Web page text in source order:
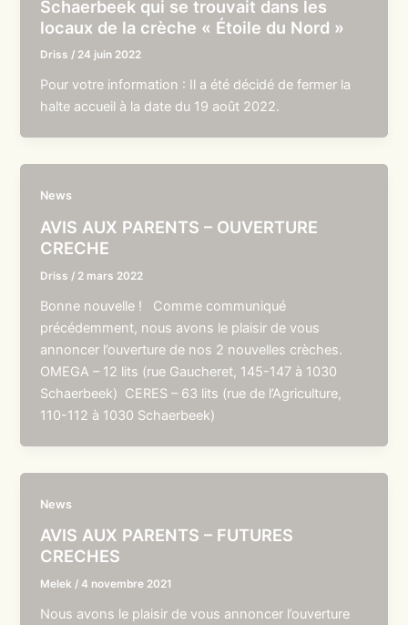
Schaerbeek qui se trouvait dans les
locaux de la crèche « Étoile du Nord »
Driss / 24 juin 2022
Pour votre information : Il a été décidé de fermer la
halte accueil à la date du 19 août 2022.
News
AVIS AUX PARENTS – OUVERTURE
CRECHE
Driss / 2 mars 2022
Bonne nouvelle ! Comme communiqué
précédemment, nous avons le plaisir de vous
annoncer l’ouverture de nos 2 nouvelles crèches.
OMEGA – 12 lits (rue Gaucheret, 145-147 à 1030
Schaerbeek) CERES – 63 lits (rue de l’Agriculture,
110-112 à 1030 Schaerbeek)
News
AVIS AUX PARENTS – FUTURES
CRECHES
Melek /4 novembre 2021
Nous avons le plaisir de vous annoncer l’ouverture